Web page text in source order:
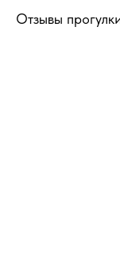
Отзывы